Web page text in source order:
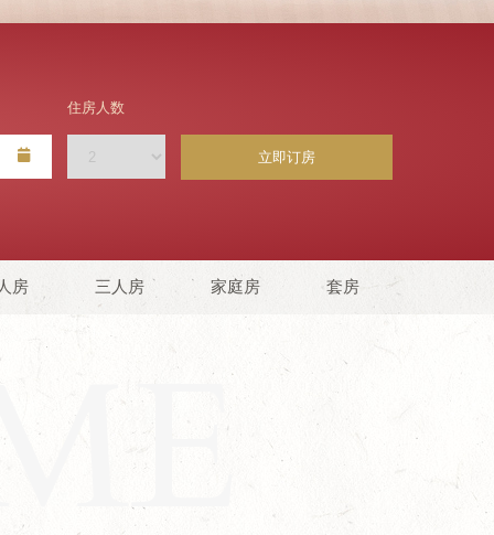
住房人数
立即订房
房 三人房 家庭房 套房